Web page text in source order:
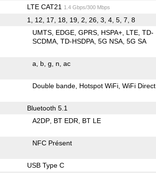
LTE CAT21 1.4 Gbps/300 Mbps
1, 12, 17, 18, 19, 2, 26, 3, 4, 5, 7, 8
UMTS EDGE GPRS HSPA+ LTE TD-
SCDMA TD-HSDPA 5G NSA 5G SA
a b g n ac
Double bande Hotspot WiFi WiFi Direct
Bluetooth 5.1
A2DP BT EDR BT LE
NFC Présent
USB Type C